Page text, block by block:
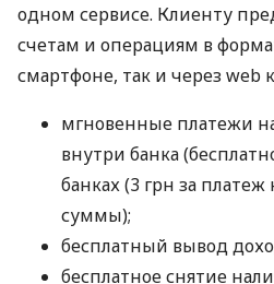
одном сервисе. Клиенту
счетам и операциям в
смартфоне, так и через web
мгновенные платежи
внутри банка
банках (3 грн за
суммы);
бесплатный вывод
бесплатное снятие